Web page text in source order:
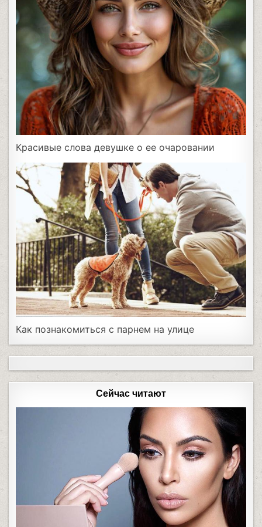
Красивые слова девушке о ее очаровании
Как познакомиться с парнем на улице
Сейчас читают